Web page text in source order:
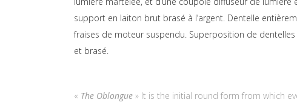
support en laiton brut brasé à l’argent. Dentelle
fraises de moteur suspendu. Superposition de
et brasé.
« The Oblongue » It is the initial round form from which